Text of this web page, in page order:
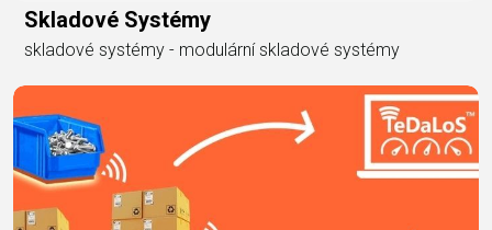
Skladové Systémy
skladové systémy - modulární skladové systémy